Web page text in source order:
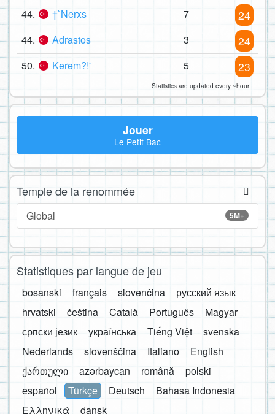
44. †`Nerxs 7 24
44. Adrastos 3 24
50. Kerem?!' 5 23
Statistics are updated every ~hour
Jouer
Le Petit Bac
Temple de la renommée
5M+
Global
Statistiques par langue de jeu
bosanski français slovenčina
русский язык
hrvatski
čeština Català Português
Magyar
српски језик
українська Tiếng Việt
svenska
Nederlands
slovenščina Italiano
English
ქართული
azərbaycan română
polski
español
Türkçe Deutsch
Bahasa Indonesia
Ελληνικά
dansk